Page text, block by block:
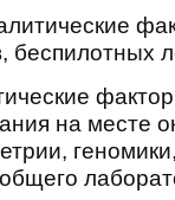
беспилотных
на месте